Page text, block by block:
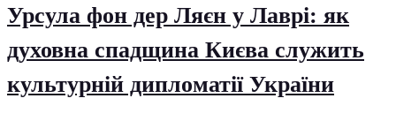
Урсула фон дер Ляєн у Лаврі: як
духовна спадщина Києва служить
культурній дипломатії України